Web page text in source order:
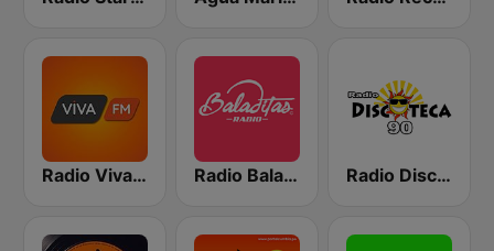
Radio Viva FM Radio Baladitas Radio Discoteca 90